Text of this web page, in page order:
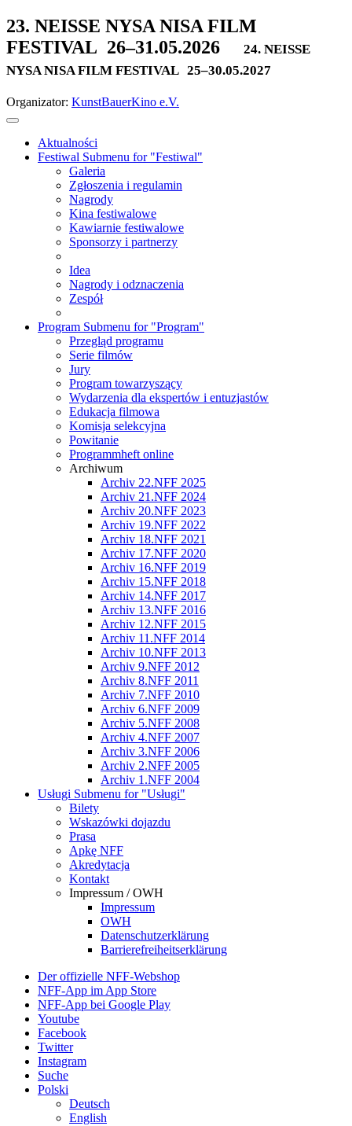
23. NEISSE NYSA NISA FILM
FESTIVAL 26–31.05.2026
24. NEISSE
NYSA NISA FILM FESTIVAL 25–30.05.2027
Organizator: KunstBauerKino e.V.
Aktualności
Festiwal Submenu for "Festiwal"
Galeria
Zgłoszenia i regulamin
Nagrody
Kina festiwalowe
Kawiarnie festiwalowe
Sponsorzy i partnerzy
Idea
Nagrody i odznaczenia
Zespół
Program Submenu for "Program"
Przegląd programu
Serie filmów
Jury
Program towarzyszący
Wydarzenia dla ekspertów i entuzjastów
Edukacja filmowa
Komisja selekcyjna
Powitanie
Programmheft online
Archiwum
Archiv 22.NFF 2025
Archiv 21.NFF 2024
Archiv 20.NFF 2023
Archiv 19.NFF 2022
Archiv 18.NFF 2021
Archiv 17.NFF 2020
Archiv 16.NFF 2019
Archiv 15.NFF 2018
Archiv 14.NFF 2017
Archiv 13.NFF 2016
Archiv 12.NFF 2015
Archiv 11.NFF 2014
Archiv 10.NFF 2013
Archiv 9.NFF 2012
Archiv 8.NFF 2011
Archiv 7.NFF 2010
Archiv 6.NFF 2009
Archiv 5.NFF 2008
Archiv 4.NFF 2007
Archiv 3.NFF 2006
Archiv 2.NFF 2005
Archiv 1.NFF 2004
Usługi Submenu for "Usługi"
Bilety
Wskazówki dojazdu
Prasa
Apkę NFF
Akredytacja
Kontakt
Impressum / OWH
Impressum
OWH
Datenschutzerklärung
Barrierefreiheitserklärung
Der offizielle NFF-Webshop
NFF-App im App Store
NFF-App bei Google Play
Youtube
Facebook
Twitter
Instagram
Suche
Polski
Deutsch
English